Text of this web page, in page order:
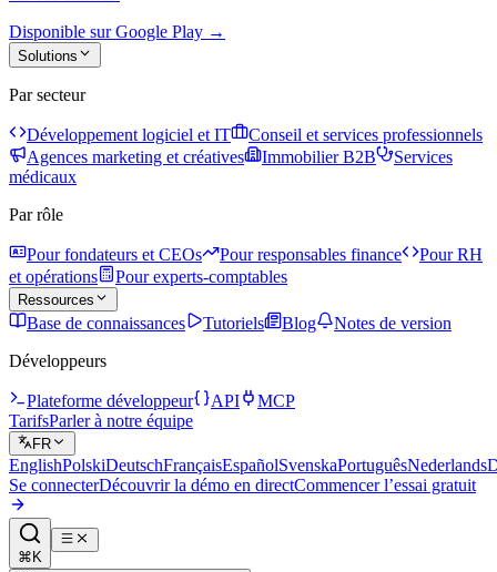
Disponible sur Google Play →
Solutions
Par secteur
Développement logiciel et IT
Conseil et services professionnels
Agences marketing et créatives
Immobilier B2B
Services
médicaux
Par rôle
Pour fondateurs et CEOs Pour responsables finance
Pour RH
et opérations
Pour experts-comptables
Ressources
Base de connaissances Tutoriels Blog
Notes de version
Développeurs
Plateforme développeur API
MCP
TarifsParler à notre équipe
FR
EnglishPolskiDeutschFrançaisEspañolSvenskaPortuguêsNederlands
Se connecterDécouvrir la démo en directCommencer l’essai gratuit
⌘K